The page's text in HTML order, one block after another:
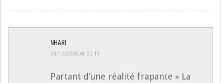
NHARI
28/10/2008 AT 00:11
Partant d’une réalité frapante » La